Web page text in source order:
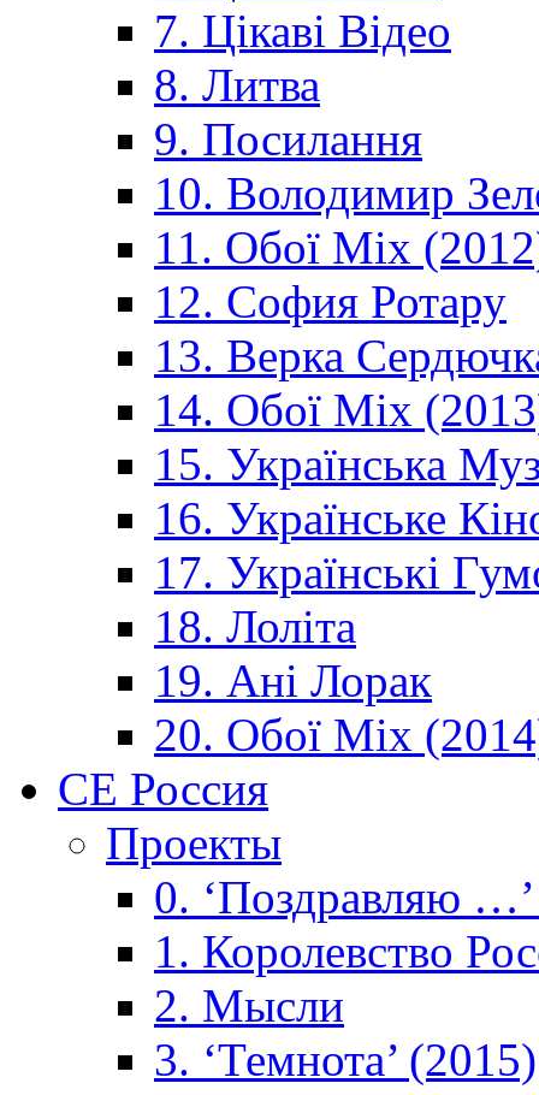
7. Цікаві Відео
8. Литва
9. Посилання
10. Володимир
11. Обої Mix
12. София Ротару
13. Верка
14. Обої Mix
15. Українська
16. Українське
17. Українські
18. Лоліта
19. Ані Лорак
20. Обої Mix
CE Россия
Проекты
0. ‘Поздравляю
1. Королевствo
2. Мысли
3. ‘Темнота’ (2015)